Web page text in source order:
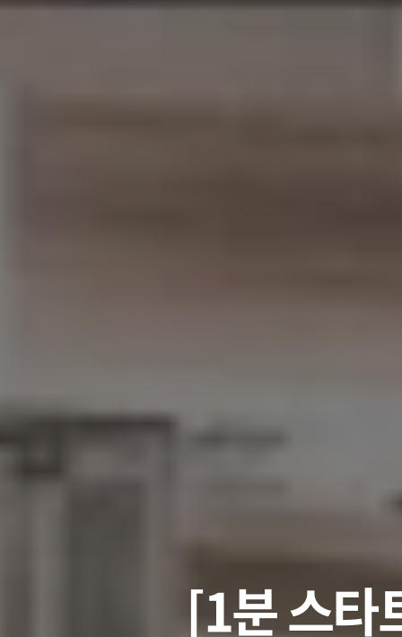
[1분 스타